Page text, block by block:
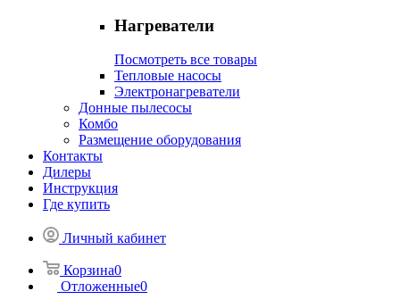
Нагреватели
Посмотреть все товары
Тепловые насосы
Электронагреватели
Донные пылесосы
Комбо
Размещение оборудования
Контакты
Дилеры
Инструкция
Где купить
Личный кабинет
Корзина0
Отложенные0